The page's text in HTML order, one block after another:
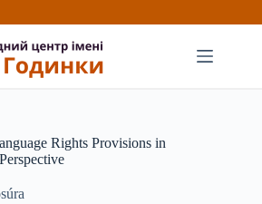
Rights Provisions in